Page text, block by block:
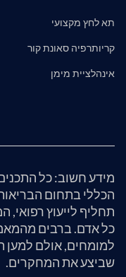
תא לחץ מקצועי
קריותרפיה סאונת קור
אינהלציית מימן
מידע חשוב: כל
הכללי בתחום
תחליף לייעוץ
כל אדם. ברבים
שביצע את המחקרים.